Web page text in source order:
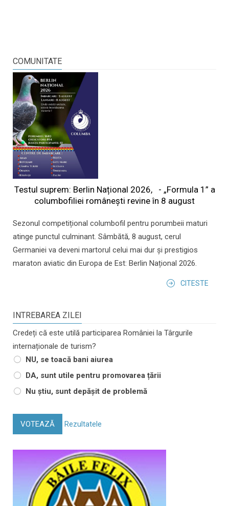
COMUNITATE
Testul suprem: Berlin Național 2026, - „Formula 1” a
columbofiliei româneşti revine în 8 august
Sezonul competițional columbofil pentru porumbeii maturi
atinge punctul culminant. Sâmbătă, 8 august, cerul
Germaniei va deveni martorul celui mai dur și prestigios
maraton aviatic din Europa de Est: Berlin Național 2026.
CITESTE
INTREBAREA ZILEI
Credeți că este utilă participarea României la Târgurile
internaționale de turism?
NU, se toacă bani aiurea
DA, sunt utile pentru promovarea țării
Nu știu, sunt depășit de problemă
VOTEAZĂ Rezultatele